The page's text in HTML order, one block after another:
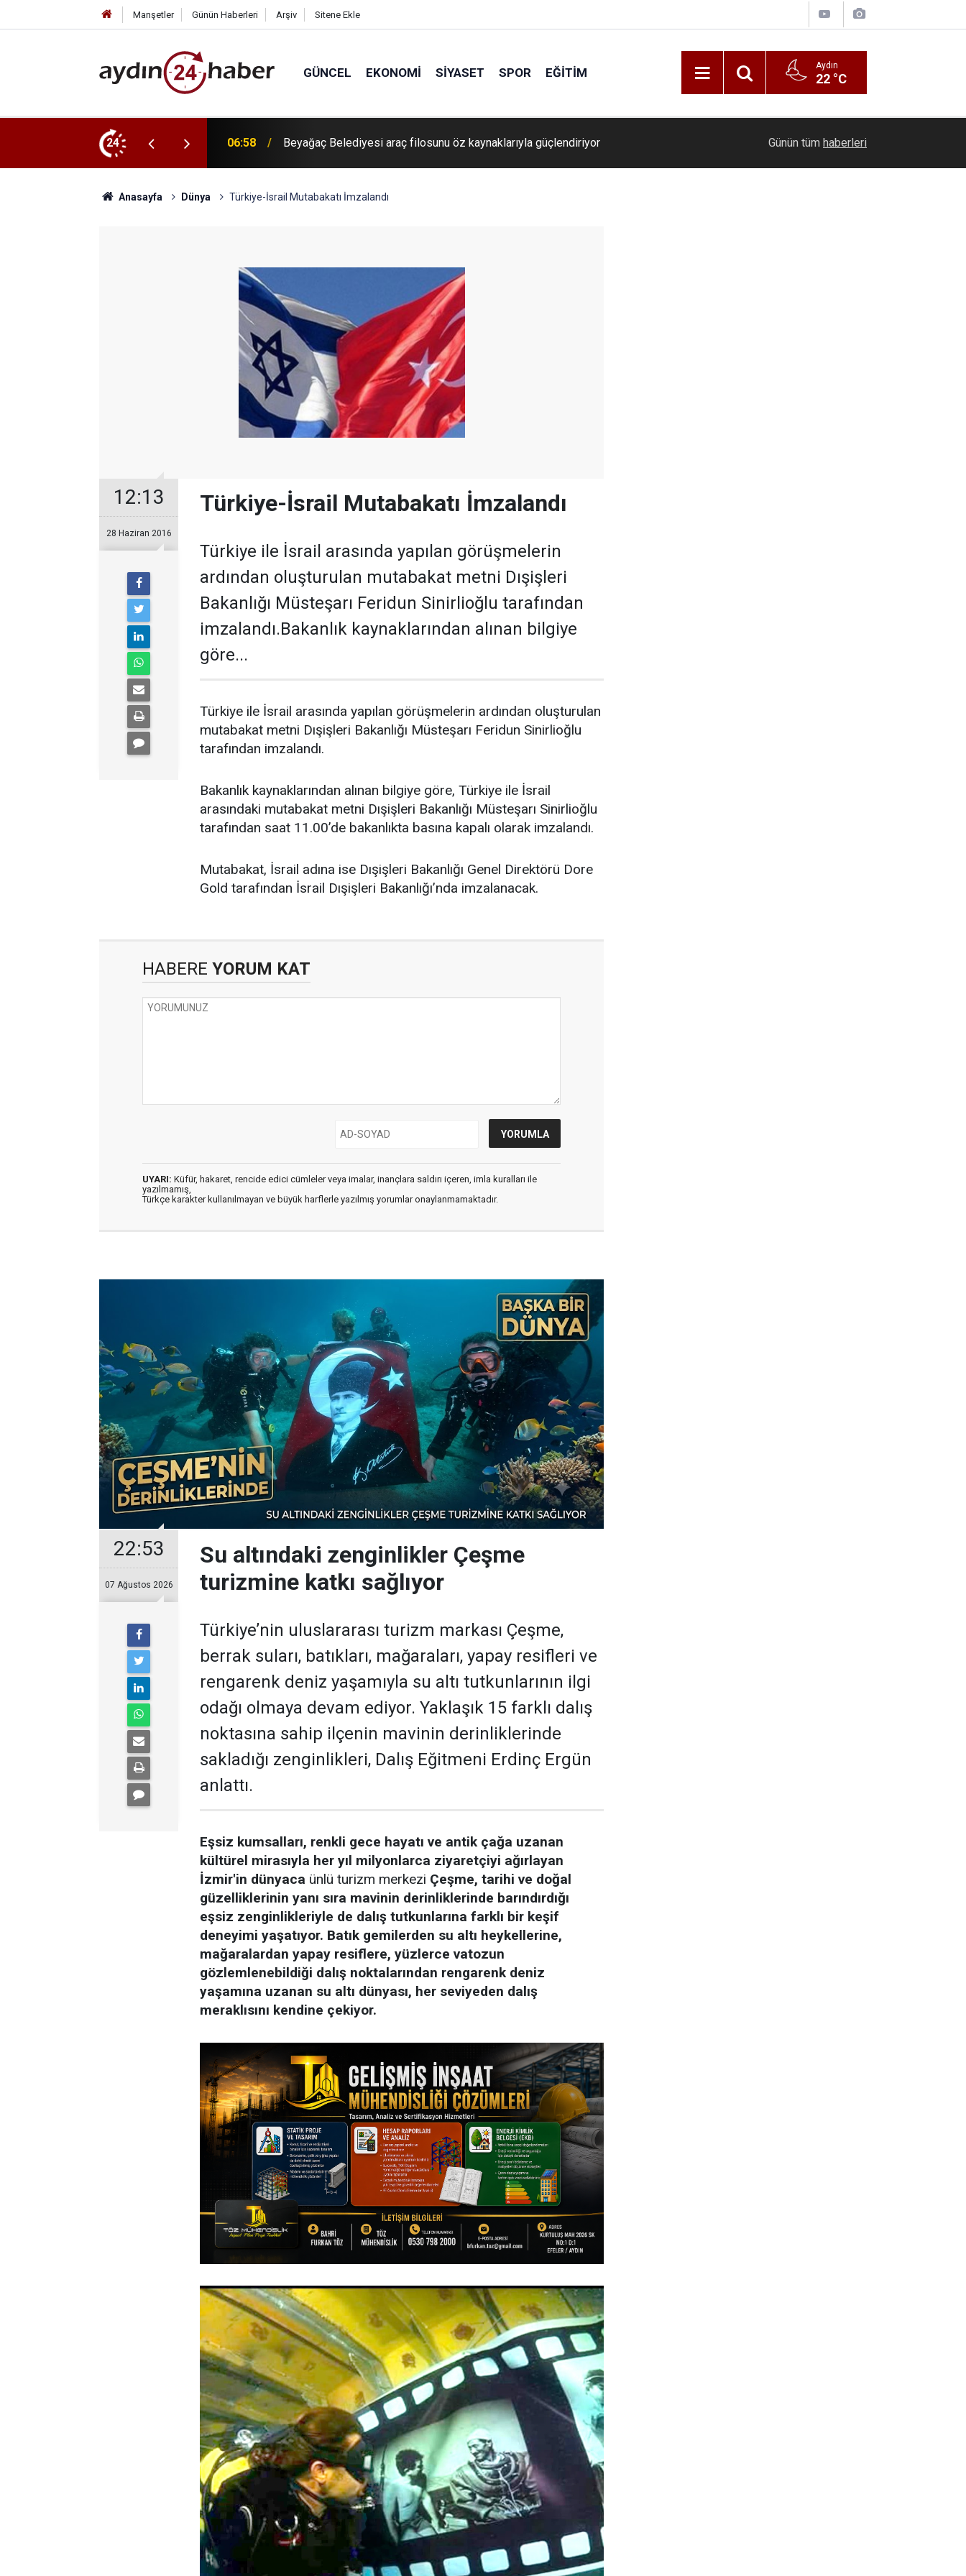
Manşetler Günün Haberleri Arşiv Sitene Ekle
GÜNCEL EKONOMI SIYASET SPOR EĞITIM Aydın
22 °C
24
kaynaklarıyla güçlendiriyor 06:40 Y. Denizli Basket skor gücünü artırdı DENİB Başkanı Uğurlu ihracatçıların taleplerini
Günün tüm haberleri
Anasayfa Dünya Türkiye-İsrail Mutabakatı İmzalandı
12:13
28 Haziran 2016
Türkiye-İsrail Mutabakatı İmzalandı
Türkiye ile İsrail arasında yapılan görüşmelerin
ardından oluşturulan mutabakat metni Dışişleri
Bakanlığı Müsteşarı Feridun Sinirlioğlu tarafından
imzalandı.Bakanlık kaynaklarından alınan bilgiye
göre...
Türkiye ile İsrail arasında yapılan görüşmelerin ardından oluşturulan
mutabakat metni Dışişleri Bakanlığı Müsteşarı Feridun Sinirlioğlu
tarafından imzalandı.
Bakanlık kaynaklarından alınan bilgiye göre, Türkiye ile İsrail
arasındaki mutabakat metni Dışişleri Bakanlığı Müsteşarı Sinirlioğlu
tarafından saat 11.00’de bakanlıkta basına kapalı olarak imzalandı.
Mutabakat, İsrail adına ise Dışişleri Bakanlığı Genel Direktörü Dore
Gold tarafından İsrail Dışişleri Bakanlığı’nda imzalanacak.
HABERE YORUM KAT
UYARI: Küfür, hakaret, rencide edici cümleler veya imalar, inançlara saldırı içeren, imla kuralları ile
yazılmamış,
Türkçe karakter kullanılmayan ve büyük harflerle yazılmış yorumlar onaylanmamaktadır.
22:53
07 Ağustos 2026
Su altındaki zenginlikler Çeşme
turizmine katkı sağlıyor
Türkiye’nin uluslararası turizm markası Çeşme,
berrak suları, batıkları, mağaraları, yapay resifleri ve
rengarenk deniz yaşamıyla su altı tutkunlarının ilgi
odağı olmaya devam ediyor. Yaklaşık 15 farklı dalış
noktasına sahip ilçenin mavinin derinliklerinde
sakladığı zenginlikleri, Dalış Eğitmeni Erdinç Ergün
anlattı.
Eşsiz kumsalları, renkli gece hayatı ve antik çağa uzanan
kültürel mirasıyla her yıl milyonlarca ziyaretçiyi ağırlayan
İzmir'in dünyaca ünlü turizm merkezi Çeşme, tarihi ve doğal
güzelliklerinin yanı sıra mavinin derinliklerinde barındırdığı
eşsiz zenginlikleriyle de dalış tutkunlarına farklı bir keşif
deneyimi yaşatıyor. Batık gemilerden su altı heykellerine,
mağaralardan yapay resiflere, yüzlerce vatozun
gözlemlenebildiği dalış noktalarından rengarenk deniz
yaşamına uzanan su altı dünyası, her seviyeden dalış
meraklısını kendine çekiyor.